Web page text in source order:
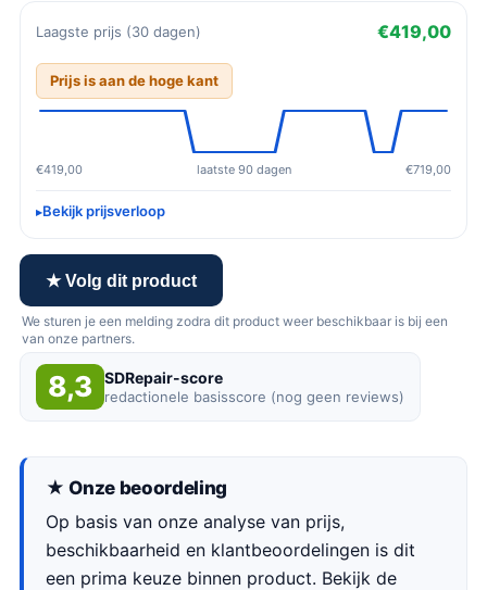
Laagste prijs (30 dagen) €419,00
Prijs is aan de hoge kant
€419,00 laatste 90 dagen €719,00
Bekijk prijsverloop
★ Volg dit product
We sturen je een melding zodra dit product weer beschikbaar is bij een
van onze partners.
8,3 SDRepair-score
redactionele basisscore (nog geen reviews)
★ Onze beoordeling
Op basis van onze analyse van prijs,
beschikbaarheid en klantbeoordelingen is dit
een prima keuze binnen product. Bekijk de